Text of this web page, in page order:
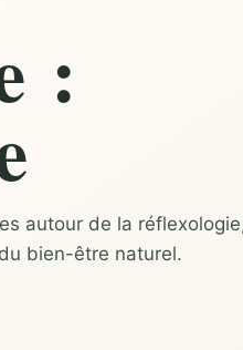
:
autour de la
bien-être naturel.